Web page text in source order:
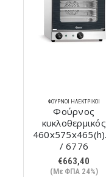
ΦΟΎΡΝΟΙ ΗΛΕΚΤΡΙΚΟΊ
Φούρνος
κυκλοθερμικός
/ 6776
€663,40
(Με ΦΠΑ 24%)